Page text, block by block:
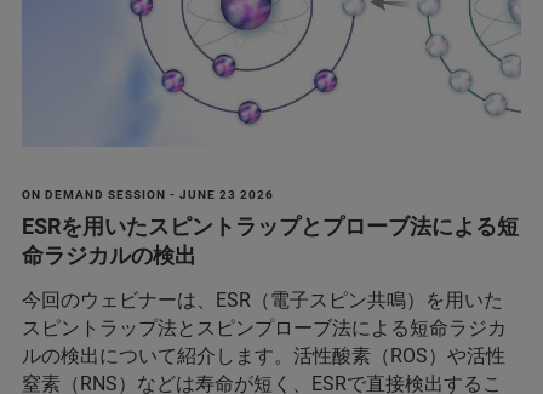
ON DEMAND SESSION - JUNE 23 2026
ESRを用いたスピントラップとプローブ法による短
命ラジカルの検出
今回のウェビナーは、ESR（電子スピン共鳴）を用いた
スピントラップ法とスピンプローブ法による短命ラジカ
ルの検出について紹介します。活性酸素（ROS）や活性
窒素（RNS）などは寿命が短く、ESRで直接検出するこ